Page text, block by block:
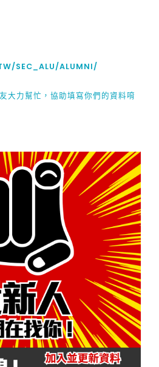
SEC_ALU/ALUMNI/
大力幫忙，協助填寫你們的資料唷